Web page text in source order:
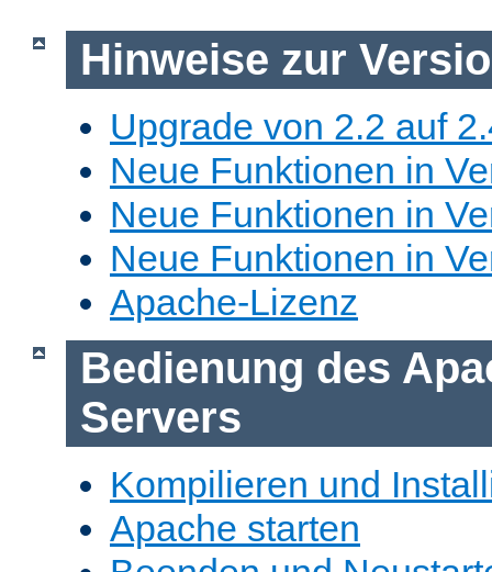
Hinweise zur
Upgrade von 2.2 auf
Neue Funktionen in
Neue Funktionen in
Neue Funktionen in
Apache-Lizenz
Bedienung des
Servers
Kompilieren und
Apache starten